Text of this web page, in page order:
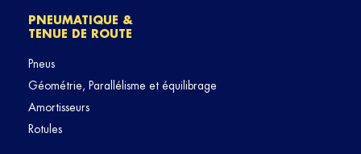
PNEUMATIQUE &
TENUE DE ROUTE
Pneus
Géométrie, Parallélisme et équilibrage
Amortisseurs
Rotules